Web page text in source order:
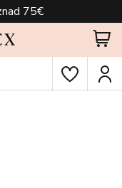
75€